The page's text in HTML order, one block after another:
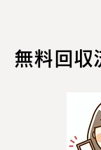
無料回収